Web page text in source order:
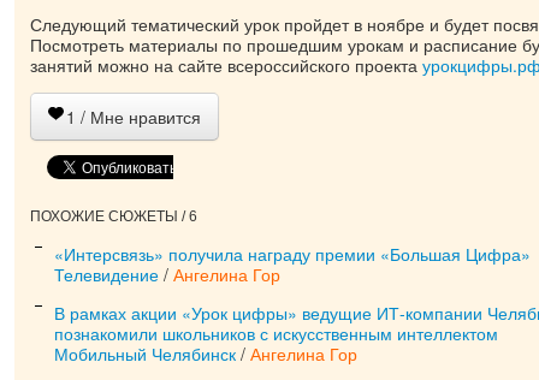
Следующий тематический урок пройдет в ноябре и будет
Посмотреть материалы по прошедшим урокам и расписание
занятий можно на сайте всероссийского проекта
1 / Мне нравится
ПОХОЖИЕ СЮЖЕТЫ / 6
«Интерсвязь» получила награду премии «Большая Цифра»
Телевидение / Ангелина Гор
В рамках акции «Урок цифры» ведущие ИТ-компании
познакомили школьников с искусственным интеллектом
Мобильный Челябинск / Ангелина Гор